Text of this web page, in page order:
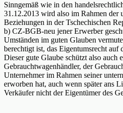
Sinngemäß wie in den
31.12.2013 wird also im Rahmen der
Beziehungen in der Tschechischen
b) CZ-BGB-neu jener Erwerber
Umständen im guten Glauben
berechtigt ist, das Eigentumsrecht auf
Dieser gute Glaube schützt also auch
Gebrauchtwagenhändler, der
Unternehmer im Rahmen seiner
erworben hat, auch wenn später ans
Verkäufer nicht der Eigentümer des